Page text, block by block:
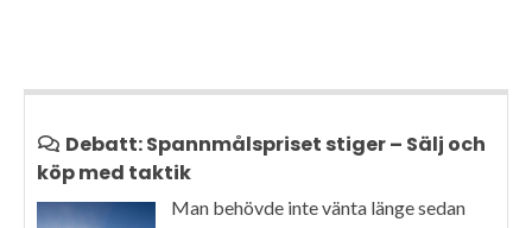
Debatt: Spannmålspriset stiger – Sälj och
köp med taktik
Man behövde inte vänta länge sedan